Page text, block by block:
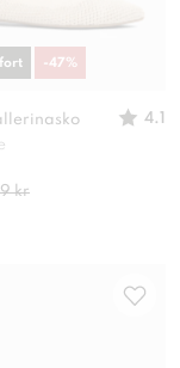
4.1
kr
-47%